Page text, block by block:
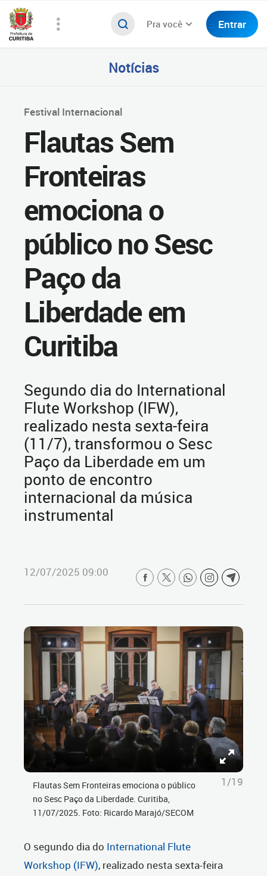
Pra você Entrar
Notícias
Festival Internacional
Flautas Sem
Fronteiras
emociona o
público no Sesc
Paço da
Liberdade em
Curitiba
Segundo dia do International
Flute Workshop (IFW),
realizado nesta sexta-feira
(11/7), transformou o Sesc
Paço da Liberdade em um
ponto de encontro
internacional da música
instrumental
12/07/2025 09:00
Flautas Sem Fronteiras emociona o público
no Sesc Paço da Liberdade. Curitiba,
11/07/2025. Foto: Ricardo Marajó/SECOM
1/19
O segundo dia do International Flute
Workshop (IFW), realizado nesta sexta-feira